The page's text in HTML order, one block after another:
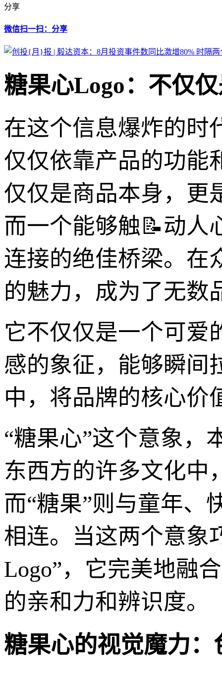
分享
微信扫一扫：分享
糖果心Logo：不仅
在这个信息爆炸的时
仅仅依靠产品的功能
仅仅是商品本身，更
而一个能够触📝动人
连接的绝佳桥梁。在
的魅力，成为了无数
它不仅仅是一个可爱
感的象征，能够瞬间
中，将品牌的核心价
“糖果心”这个意象，
东西方的许多文化中
而“糖果”则与童年、
相连。当这两个意象
Logo”，它完美地融
的亲和力和辨识度。
糖果心的视觉魔力